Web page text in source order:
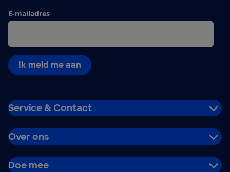
E-mailadres
Ik meld me aan
Service & Contact
Over ons
Doe mee